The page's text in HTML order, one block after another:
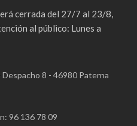
cerrada del 27/7 al 23/8,
al público: Lunes a
Despacho 8 - 46980 Paterna
96 136 78 09